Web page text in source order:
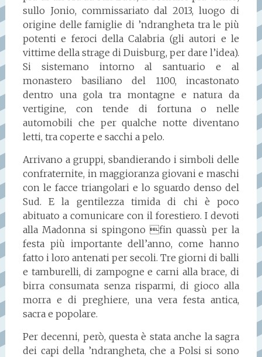
sullo Jonio, commissariato dal 2013, luogo di
origine delle famiglie di ’ndrangheta tra le più
potenti e feroci della Calabria (gli autori e le
vittime della strage di Duisburg, per dare l’idea).
Si sistemano intorno al santuario e al
monastero basiliano del 1100, incastonato
dentro una gola tra montagne e natura da
vertigine, con tende di fortuna o nelle
automobili che per qualche notte diventano
letti, tra coperte e sacchi a pelo.
Arrivano a gruppi, sbandierando i simboli delle
confraternite, in maggioranza giovani e maschi
con le facce triangolari e lo sguardo denso del
Sud. E la gentilezza timida di chi è poco
abituato a comunicare con il forestiero. I devoti
alla Madonna si spingono fin quassù per la
festa più importante dell’anno, come hanno
fatto i loro antenati per secoli. Tre giorni di balli
e tamburelli, di zampogne e carni alla brace, di
birra consumata senza risparmi, di gioco alla
morra e di preghiere, una vera festa antica,
sacra e popolare.
Per decenni, però, questa è stata anche la sagra
dei capi della ’ndrangheta, che a Polsi si sono